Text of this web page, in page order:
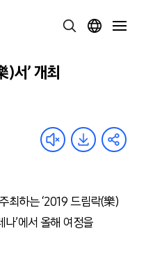
서’ 개최
최하는 ‘2019 드림락(樂)
나’에서 올해 여정을